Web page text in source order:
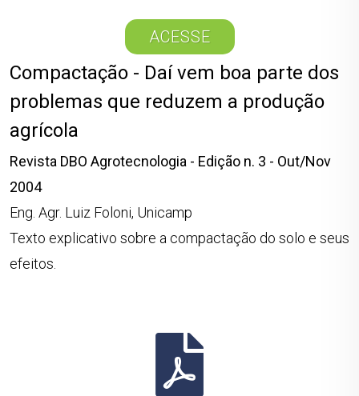
ACESSE
Compactação - Daí vem boa parte dos
problemas que reduzem a produção
agrícola
Revista DBO Agrotecnologia - Edição n. 3 - Out/Nov
2004
Eng. Agr. Luiz Foloni, Unicamp
Texto explicativo sobre a compactação do solo e seus
efeitos.